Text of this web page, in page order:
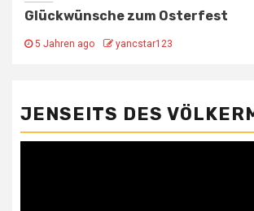
Glückwünsche zum Osterfest
5 Jahren ago yancstar123
JENSEITS DES